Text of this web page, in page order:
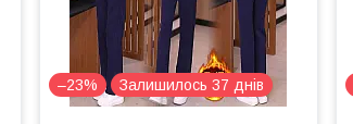
–23% Залишилось 37 днів